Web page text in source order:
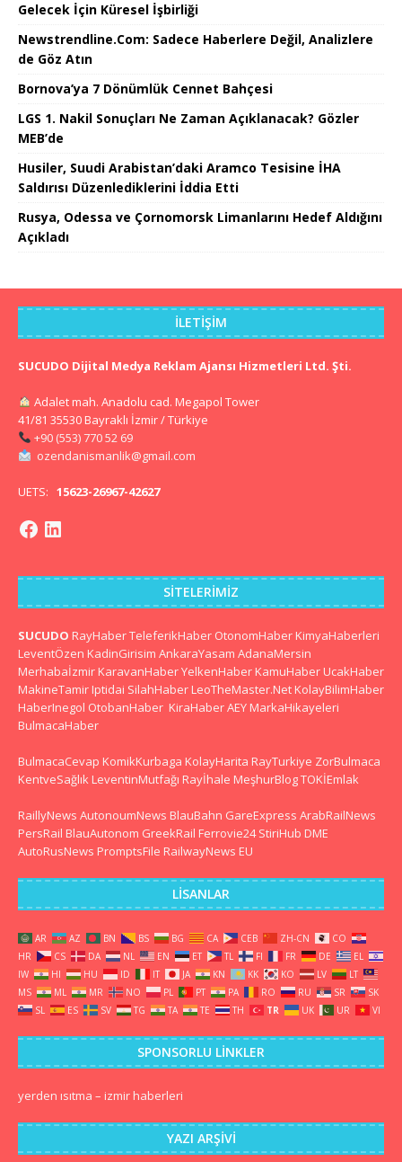
Gelecek İçin Küresel İşbirliği
Newstrendline.Com: Sadece Haberlere Değil, Analizlere
de Göz Atın
Bornova’ya 7 Dönümlük Cennet Bahçesi
LGS 1. Nakil Sonuçları Ne Zaman Açıklanacak? Gözler
MEB’de
Husiler, Suudi Arabistan’daki Aramco Tesisine İHA
Saldırısı Düzenlediklerini İddia Etti
Rusya, Odessa ve Çornomorsk Limanlarını Hedef Aldığını
Açıkladı
İLETIŞIM
SUCUDO Dijital Medya Reklam Ajansı Hizmetleri Ltd. Şti.
Adalet mah. Anadolu cad. Megapol Tower
41/81 35530 Bayraklı İzmir / Türkiye
+90 (553) 770 52 69
ozendanismanlik@gmail.com
UETS: 15623-26967-42627
SITELERIMIZ
SUCUDO RayHaberTeleferikHaber OtonomHaber KimyaHaberleri
LeventÖzen KadinGirisim AnkaraYasam AdanaMersin
Merhabaİzmir KaravanHaberYelkenHaber KamuHaber UcakHaber
MakineTamir Iptidai SilahHaber LeoTheMaster.Net KolayBilimHaber
HaberInegol OtobanHaber KiraHaberAEY MarkaHikayeleri
BulmacaHaber
BulmacaCevap KomikKurbaga KolayHarita RayTurkiye ZorBulmaca
KentveSağlık LeventinMutfağı Rayİhale MeşhurBlogTOKİEmlak
RaillyNews AutonoumNews BlauBahn GareExpress ArabRailNews
PersRail BlauAutonom GreekRail Ferrovie24 StiriHub DME
AutoRusNews PromptsFile RailwayNews EU
LISANLAR
AR AZ BN BS BG CA CEB ZH-CN
CO
HR
CS DA NL EN ET TL FI FR DE
EL
IW
HI HU ID IT JA KN KK KO LV
LT
MS
ML MR NO PL PT PA RO RU SR
SK
SL
ES SV TG TA TE TH TR UK UR VI
SPONSORLU LINKLER
yerden ısıtma – izmir haberleri
YAZI ARŞIVI